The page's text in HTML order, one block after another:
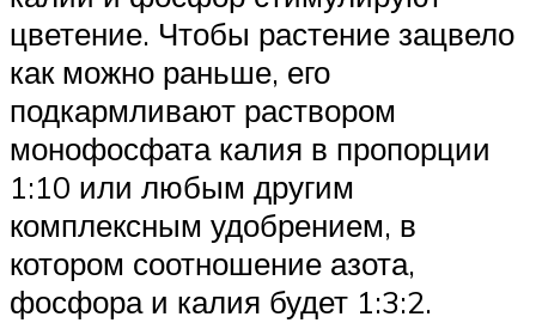
цветение. Чтобы растение зацвело
как можно раньше, его
подкармливают раствором
монофосфата калия в пропорции
1:10 или любым другим
комплексным удобрением, в
котором соотношение азота,
фосфора и калия будет 1:3:2.